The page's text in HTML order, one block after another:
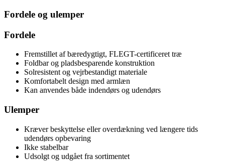
Fordele og ulemper
Fordele
Fremstillet af bæredygtigt, FLEGT-certificeret træ
Foldbar og pladsbesparende konstruktion
Solresistent og vejrbestandigt materiale
Komfortabelt design med armlæn
Kan anvendes både indendørs og udendørs
Ulemper
Kræver beskyttelse eller overdækning ved længere tids
udendørs opbevaring
Ikke stabelbar
Udsolgt og udgået fra sortimentet